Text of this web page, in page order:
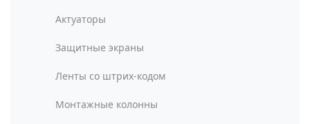
Актуаторы
Защитные экраны
Ленты со штрих-кодом
Монтажные колонны